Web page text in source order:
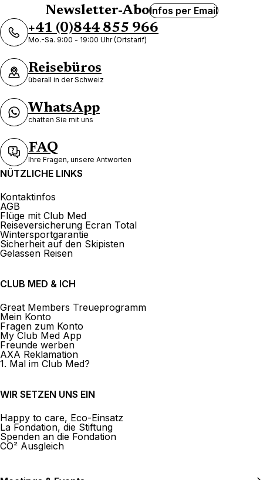
Newsletter-AboInfos per Email
+41 (0)844 855 966
Mo.-Sa. 9:00 - 19:00 Uhr (Ortstarif)
Reisebüros
überall in der Schweiz
WhatsApp
chatten Sie mit uns
FAQ
Ihre Fragen, unsere Antworten
NÜTZLICHE LINKS
Kontaktinfos
AGB
Flüge mit Club Med
Reiseversicherung Ecran Total
Wintersportgarantie
Sicherheit auf den Skipisten
Gelassen Reisen
CLUB MED & ICH
Great Members Treueprogramm
Mein Konto
Fragen zum Konto
My Club Med App
Freunde werben
AXA Reklamation
1. Mal im Club Med?
WIR SETZEN UNS EIN
Happy to care, Eco-Einsatz
La Fondation, die Stiftung
Spenden an die Fondation
CO² Ausgleich